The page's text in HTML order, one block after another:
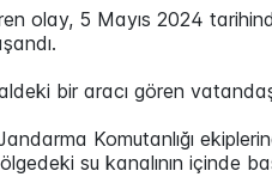
olay, 5 Mayıs 2024
bir aracı gören
Komutanlığı
su kanalının içinde